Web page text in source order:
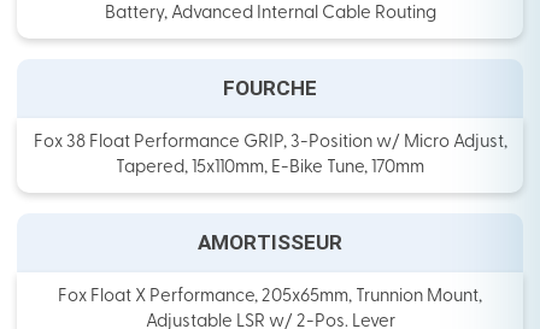
Battery, Advanced Internal Cable Routing
FOURCHE
Fox 38 Float Performance GRIP, 3-Position w/ Micro Adjust,
Tapered, 15x110mm, E-Bike Tune, 170mm
AMORTISSEUR
Fox Float X Performance, 205x65mm, Trunnion Mount,
Adjustable LSR w/ 2-Pos. Lever